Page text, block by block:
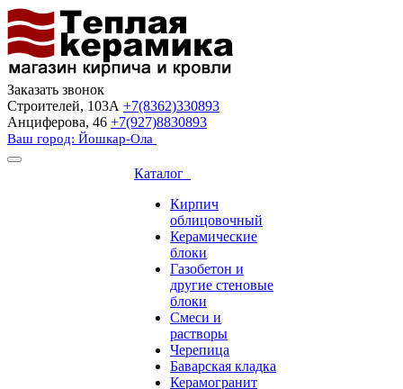
Заказать звонок
Строителей, 103А +7(8362)330893
Анциферова, 46 +7(927)8830893
Ваш город: Йошкар-Ола
Каталог
Кирпич
облицовочный
Керамические
блоки
Газобетон и
другие стеновые
блоки
Смеси и
растворы
Черепица
Баварская кладка
Керамогранит